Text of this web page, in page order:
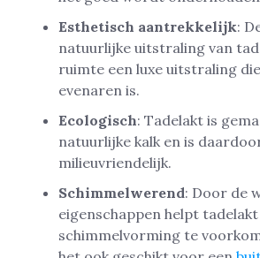
Esthetisch aantrekkelijk:
natuurlijke uitstraling van
ruimte een luxe uitstraling
evenaren is.
Ecologisch: Tadelakt is
natuurlijke kalk en is
milieuvriendelijk.
Schimmelwerend: Door de
eigenschappen helpt tadelakt
schimmelvorming te